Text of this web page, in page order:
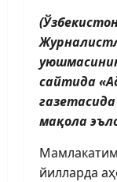
сайтида
мақола
йилларда